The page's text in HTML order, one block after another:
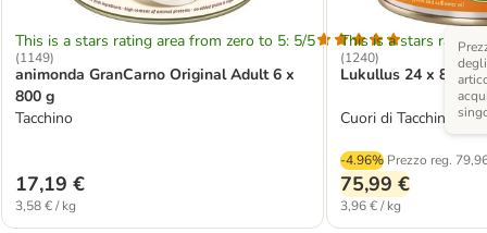
This is a stars rating area from zero to 5: 5/5
(1149)
animonda GranCarno Original Adult 6 x
800 g
Tacchino
17,19 €
3,58 € / kg
This is a stars rating
(1240)
Lukullus 24 x 800 g
Cuori di Tacchino &
-4.96% Prezzo reg.
75,99 €
3,96 € / kg